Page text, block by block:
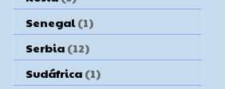
Senegal (1)
Serbia (12)
Sudáfrica (1)